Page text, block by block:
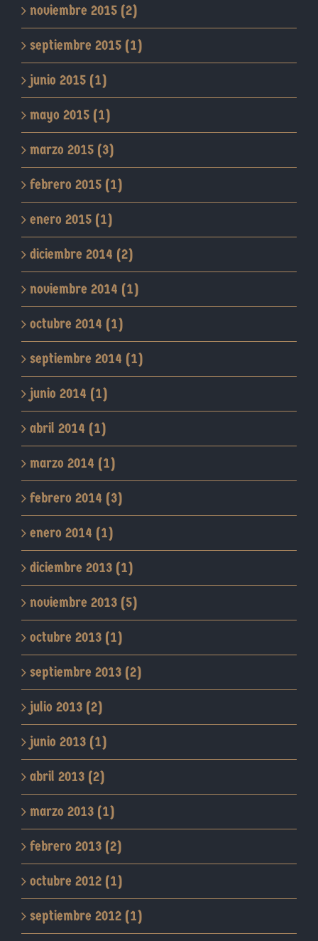
noviembre 2015 (2)
septiembre 2015 (1)
junio 2015 (1)
mayo 2015 (1)
marzo 2015 (3)
febrero 2015 (1)
enero 2015 (1)
diciembre 2014 (2)
noviembre 2014 (1)
octubre 2014 (1)
septiembre 2014 (1)
junio 2014 (1)
abril 2014 (1)
marzo 2014 (1)
febrero 2014 (3)
enero 2014 (1)
diciembre 2013 (1)
noviembre 2013 (5)
octubre 2013 (1)
septiembre 2013 (2)
julio 2013 (2)
junio 2013 (1)
abril 2013 (2)
marzo 2013 (1)
febrero 2013 (2)
octubre 2012 (1)
septiembre 2012 (1)